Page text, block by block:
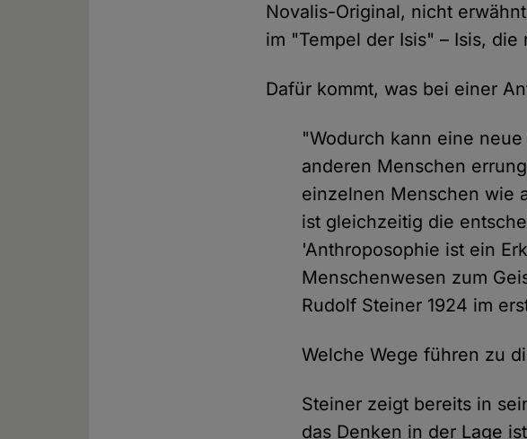
Novalis-Original, nicht
im "Tempel der Isis" – Isis,
Dafür kommt, was bei einer
"Wodurch kann eine
anderen Menschen
einzelnen Menschen wie
ist gleichzeitig die
'Anthroposophie ist ein
Menschenwesen zum
Rudolf Steiner 1924 im
Welche Wege führen zu
Steiner zeigt bereits in
das Denken in der Lage